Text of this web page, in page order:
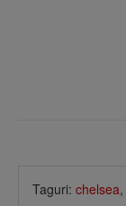
Taguri: chelsea,